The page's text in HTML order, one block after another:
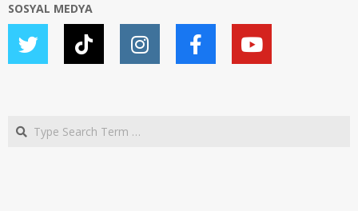
SOSYAL MEDYA
Search